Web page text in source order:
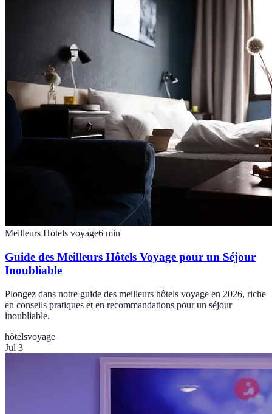
Meilleurs Hotels voyage6 min
Guide des Meilleurs Hôtels Voyage pour un Séjour
Inoubliable
Plongez dans notre guide des meilleurs hôtels voyage en 2026, riche
en conseils pratiques et en recommandations pour un séjour
inoubliable.
hôtelsvoyage
Jul 3